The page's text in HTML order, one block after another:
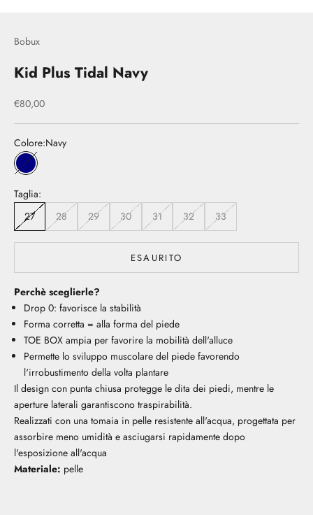
Bobux
Kid Plus Tidal Navy
Prezzo scontato
€80,00
Colore:Navy
Navy
Taglia:
27
28 29 30 31 32 33
ESAURITO
Perchè sceglierle?
Drop 0: favorisce la stabilità
Forma corretta = alla forma del piede
TOE BOX ampia per favorire la mobilità dell'alluce
Permette lo sviluppo muscolare del piede favorendo
l'irrobustimento della volta plantare
Il design con punta chiusa protegge le dita dei piedi, mentre le
aperture laterali garantiscono traspirabilità.
Realizzati con una tomaia in pelle resistente all'acqua, progettata per
assorbire meno umidità e asciugarsi rapidamente dopo
l'esposizione all'acqua
Materiale: pelle